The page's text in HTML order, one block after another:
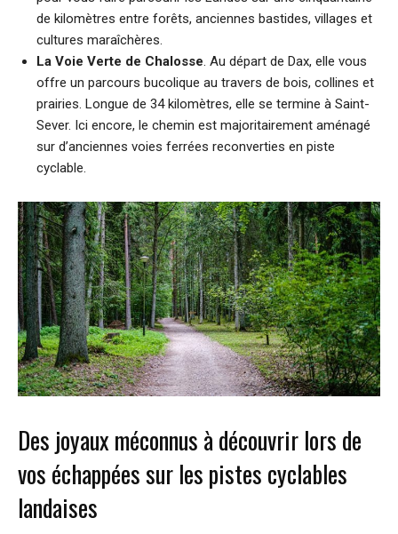
de kilomètres entre forêts, anciennes bastides, villages et
cultures maraîchères.
La Voie Verte de Chalosse. Au départ de Dax, elle vous
offre un parcours bucolique au travers de bois, collines et
prairies. Longue de 34 kilomètres, elle se termine à Saint-
Sever. Ici encore, le chemin est majoritairement aménagé
sur d’anciennes voies ferrées reconverties en piste
cyclable.
Des joyaux méconnus à découvrir lors de
vos échappées sur les pistes cyclables
landaises